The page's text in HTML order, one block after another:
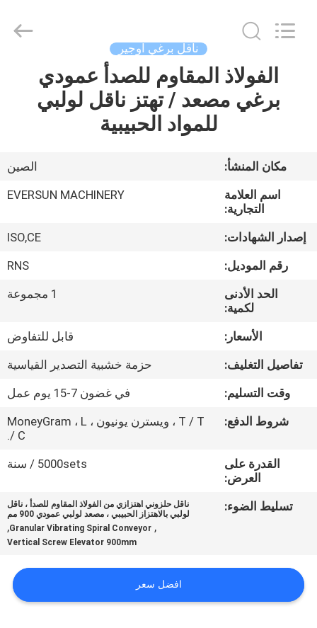
مسكن
عرض
الواقع
الافتراضي
معلومات
في
المعمل
مراقبة
اقتباس
ناقل برغي اوجير
الفولاذ المقاوم للصدأ عمودي
برغي مصعد / تهتز ناقل لولبي
للمواد الحبيبية
مكان المنشأ:
الصين
اسم العلامة
التجارية:
EVERSUN MACHINERY
إصدار الشهادات:
ISO,CE
رقم الموديل:
RNS
الحد الأدنى
لكمية:
1 مجموعة
الأسعار:
قابل للتفاوض
تفاصيل التغليف:
حزمة خشبية التصدير القياسية
وقت التسليم:
في غضون 7-15 يوم عمل
شروط الدفع:
T / T ، ويسترن يونيون ، MoneyGram ، L
/ C.
القدرة على
العرض:
5000sets / سنة
تسليط الضوء:
ناقل حلزوني اهتزازي من الفولاذ المقاوم للصدأ ، ناقل
لولبي بالاهتزاز الحبيبي ، مصعد لولبي عمودي 900 مم
,
Granular Vibrating Spiral Conveyor
,
Vertical Screw Elevator 900mm
افضل سعر